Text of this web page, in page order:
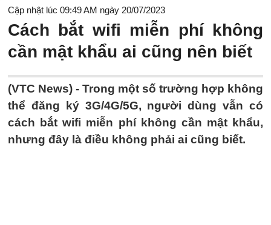
Cập nhật lúc 09:49 AM ngày 20/07/2023
Cách bắt wifi miễn phí không
cần mật khẩu ai cũng nên biết
(VTC News) - Trong một số trường hợp không
thể đăng ký 3G/4G/5G, người dùng vẫn có
cách bắt wifi miễn phí không cần mật khẩu,
nhưng đây là điều không phải ai cũng biết.